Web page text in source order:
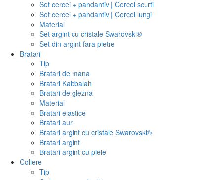
Set cercei + pandantiv | Cercei scurti
Set cercei + pandantiv | Cercei lungi
Material
Set argint cu cristale Swarovski®
Set din argint fara pietre
Bratari
Tip
Bratari de mana
Bratari Kabbalah
Bratari de glezna
Material
Bratari elastice
Bratari aur
Bratari argint cu cristale Swarovski®
Bratari argint
Bratari argint cu piele
Coliere
Tip